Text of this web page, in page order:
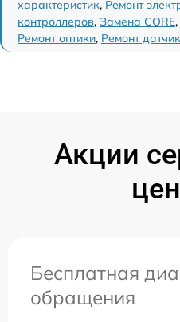
характеристик, Ремонт
контроллеров, Замена CORE,
Ремонт оптики, Ремонт
Акции
Бесплатная
обращения